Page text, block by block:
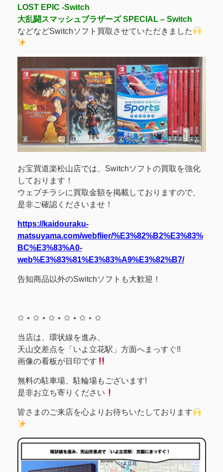
LOST EPIC -Switch
大乱闘スマッシュブラザーズ SPECIAL – Switch
などなどSwitchソフト買取させていただきました
お宝買道楽松山店では、Switchソフトの買取を強化
しております！
ウェブチラシに買取金額を掲載しておりますので、
是非ご確認くださいませ！
https://kaidouraku-
matsuyama.com/webflier/%E3%82%B2%E3%83%
BC%E3%83%A0-
web%E3%83%81%E3%83%A9%E3%82%B7/
告知商品以外のSwitchソフトも大歓迎！
✩ ⋆ ✩ ⋆ ✩ ⋆ ✩ ⋆ ✩ ⋆ ✩
当店は、環状線を進み、
天山交差点を「いよ立花駅」方面へまっすぐ!!
画像の看板が目印です
無料の駐車場、駐輪場もございます!
是非お立ち寄りください
皆さまのご来店を心よりお待ちいたしております